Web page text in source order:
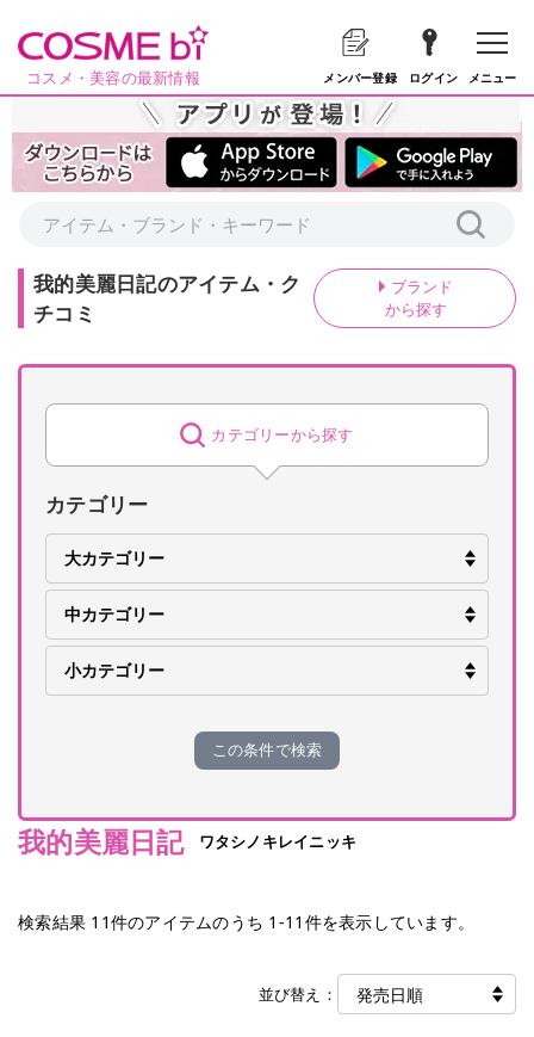
コスメ・美容の最新情報 メンバー登録 ログイン メニュー
我的美麗日記のアイテム・ク
チコミ
ブランド
から探す
カテゴリーから探す
カテゴリー
この条件で検索
我的美麗日記 ワタシノキレイニッキ
検索結果 11件のアイテムのうち 1 -11 件を表示しています。
並び替え：